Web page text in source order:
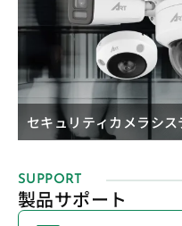
セキュリティカメラシス
SUPPORT
製品サポート